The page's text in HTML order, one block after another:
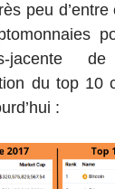
peu
jacente
du top 10
: